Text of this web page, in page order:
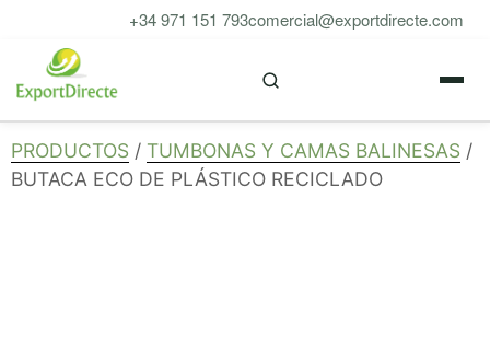
contenido
+34 971 151 793comercial@exportdirecte.com
PRODUCTOS / TUMBONAS Y CAMAS BALINESAS /
BUTACA ECO DE PLÁSTICO RECICLADO